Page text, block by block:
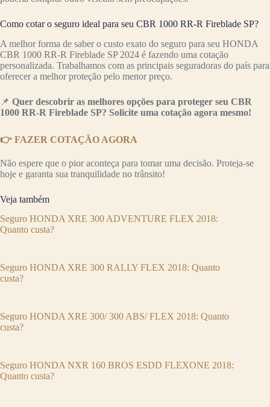
Como cotar o seguro ideal para seu CBR 1000 RR-R Fireblade SP?
A melhor forma de saber o custo exato do seguro para seu HONDA
CBR 1000 RR-R Fireblade SP 2024 é fazendo uma cotação
personalizada. Trabalhamos com as principais seguradoras do país para
oferecer a melhor proteção pelo menor preço.
📌 Quer descobrir as melhores opções para proteger seu CBR
1000 RR-R Fireblade SP? Solicite uma cotação agora mesmo!
👉 FAZER COTAÇÃO AGORA
Não espere que o pior aconteça para tomar uma decisão. Proteja-se
hoje e garanta sua tranquilidade no trânsito!
Veja também
Seguro HONDA XRE 300 ADVENTURE FLEX 2018:
Quanto custa?
Seguro HONDA XRE 300 RALLY FLEX 2018: Quanto
custa?
Seguro HONDA XRE 300/ 300 ABS/ FLEX 2018: Quanto
custa?
Seguro HONDA NXR 160 BROS ESDD FLEXONE 2018:
Quanto custa?